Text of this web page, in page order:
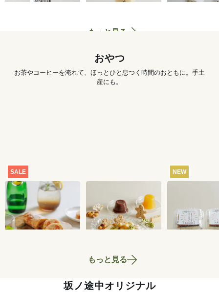
もっと見る
おやつ
お茶やコーヒーを淹れて、ほっとひと息つく時間のおともに。手土
産にも。
SALE
【特別価格】瀬戸内
レモンのサマーシュ
トーレン 200g
2,519円
おまかせおやつ定期
便[定期宅配]
1,980円
NEW
もっと見る
坂ノ途中オリジナル